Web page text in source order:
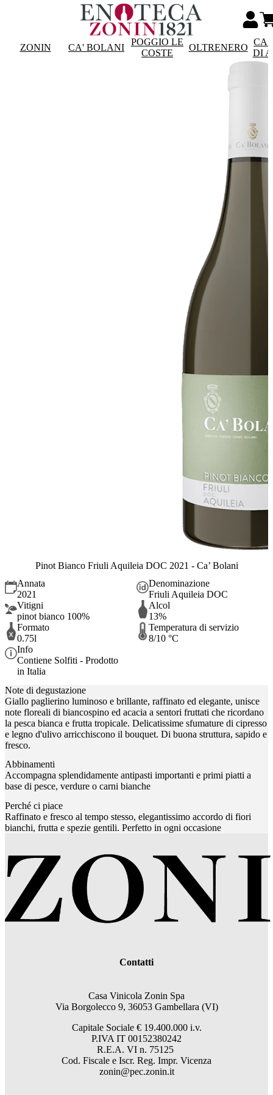
ZONIN CA' BOLANI
POGGIO LE
COSTE
OLTRENERO
DI
Pinot Bianco Friuli Aquileia DOC 2021 - Ca’ Bolani
Annata
2021
Denominazione
Friuli Aquileia DOC
Vitigni
pinot bianco 100%
Alcol
13%
Formato
0.75l
Temperatura di servizio
8/10 °C
Info
Contiene Solfiti - Prodotto
in Italia
Note di degustazione
Giallo paglierino luminoso e brillante, raffinato ed elegante, unisce
note floreali di biancospino ed acacia a sentori fruttati che ricordano
la pesca bianca e frutta tropicale. Delicatissime sfumature di cipresso
e legno d'ulivo arricchiscono il bouquet. Di buona struttura, sapido e
fresco.
Abbinamenti
Accompagna splendidamente antipasti importanti e primi piatti a
base di pesce, verdure o carni bianche
Perché ci piace
Raffinato e fresco al tempo stesso, elegantissimo accordo di fiori
bianchi, frutta e spezie gentili. Perfetto in ogni occasione
Contatti
Casa Vinicola Zonin Spa
Via Borgolecco 9, 36053 Gambellara (VI)
Capitale Sociale € 19.400.000 i.v.
P.IVA IT 00152380242
R.E.A. VI n. 75125
Cod. Fiscale e Iscr. Reg. Impr. Vicenza
zonin@pec.zonin.it